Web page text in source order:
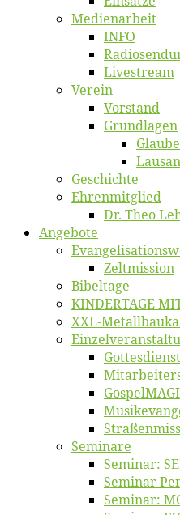
Me­di­en­ar­beit
INFO
Live­stream
Ver­ein
Vor­stand
Grund­la­gen
Ge­schich­te
Eh­ren­mit­glied
Dr. Theo
An­ge­bo­te
Zelt­mis­si­on
Bi­bel­ta­ge
KINDERTAGE
XXL-
Se­mi­na­re
Se­mi­nar:
Se­mi­nar
Se­mi­nar: